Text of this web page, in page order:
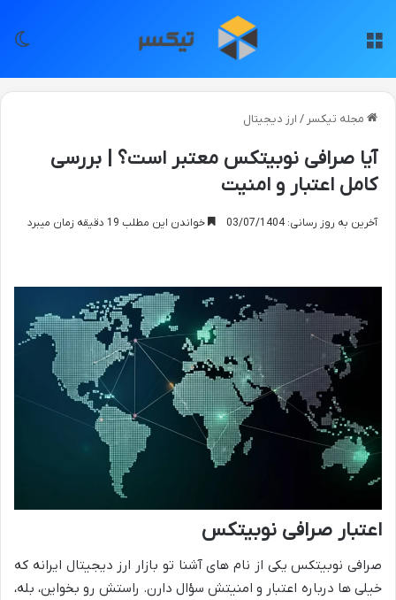
مجله تیکسر / ارز دیجیتال
آیا صرافی نوبیتکس معتبر است؟ | بررسی
کامل اعتبار و امنیت
آخرین به روز رسانی: 03/07/1404 خواندن این مطلب 19 دقیقه زمان میبرد
اعتبار صرافی نوبیتکس
صرافی نوبیتکس یکی از نام های آشنا تو بازار ارز دیجیتال ایرانه که
خیلی ها درباره اعتبار و امنیتش سؤال دارن. راستش رو بخواین، بله،